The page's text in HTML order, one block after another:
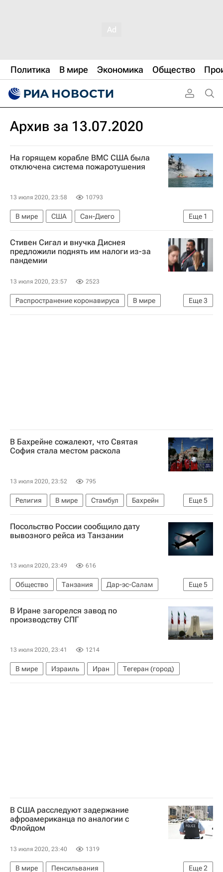
Политика В мире Экономика Общество
Архив за 13.07.2020
На горящем корабле ВМС США была
отключена система пожаротушения
13 июля 2020, 23:58 10793
Еще 1
В мире США
Сан-Диего
Военно-морские силы США
Стивен Сигал и внучка Диснея
предложили поднять им налоги из-за
пандемии
13 июля 2020, 23:57 2523
Еще3
Распространение коронавируса
В мире
Уолт Дисней
Стивен Сигал
В Бахрейне сожалеют, что Святая
София стала местом раскола
13 июля 2020, 23:52 795
Еще5
Религия В мире Стамбул
Бахрейн
Турция
ЮНЕСКО
Ситуация вокруг собора Святой Софии
Посольство России сообщило дату
вывозного рейса из Танзании
13 июля 2020, 23:49 616
Еще5
Общество Танзания
Дар-эс-Салам
Москва
Россия
Коронавирус COVID-19
Новости - Туризм
Туризм
В Иране загорелся завод по
производству СПГ
13 июля 2020, 23:41 1214
В мире Израиль Иран Тегеран (город)
В США расследуют задержание
афроамериканца по аналогии с
Флойдом
13 июля 2020, 23:40 1319
Еще2
В мире
Пенсильвания